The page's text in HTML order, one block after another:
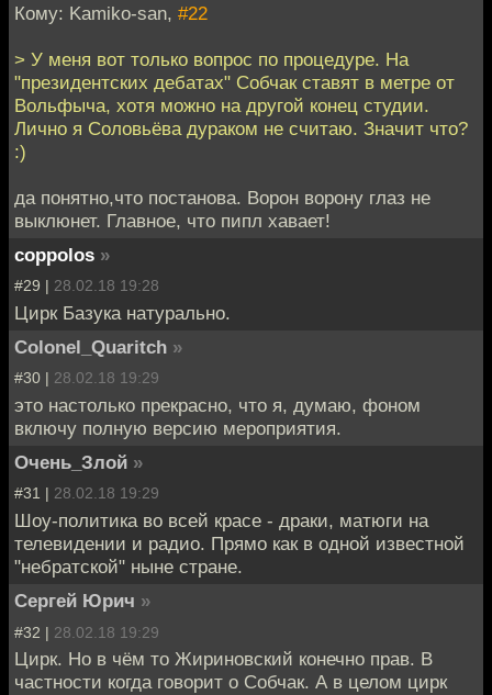
Кому: Kamiko-san, #22
> У меня вот только вопрос по процедуре. На
"президентских дебатах" Собчак ставят в метре от
Вольфыча, хотя можно на другой конец студии.
Лично я Соловьёва дураком не считаю. Значит что?
:)
да понятно,что постанова. Ворон ворону глаз не
выклюнет. Главное, что пипл хавает!
coppolos »
#29 | 28.02.18 19:28
Цирк Базука натурально.
Colonel_Quaritch »
#30 | 28.02.18 19:29
это настолько прекрасно, что я, думаю, фоном
включу полную версию мероприятия.
Очень_Злой »
#31 | 28.02.18 19:29
Шоу-политика во всей красе - драки, матюги на
телевидении и радио. Прямо как в одной известной
"небратской" ныне стране.
Сергей Юрич »
#32 | 28.02.18 19:29
Цирк. Но в чём то Жириновский конечно прав. В
частности когда говорит о Собчак. А в целом цирк